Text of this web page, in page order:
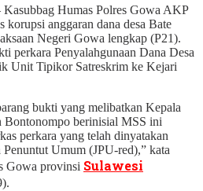
Kasubbag Humas Polres Gowa AKP
korupsi anggaran dana desa Bate
Negeri Gowa lengkap (P21).
perkara Penyalahgunaan Dana Desa
Unit Tipikor Satreskrim ke Kejari
bukti yang melibatkan Kepala
Bontonompo berinisial MSS ini
perkara yang telah dinyatakan
Umum (JPU-red),” kata
Gowa provinsi Sulawesi